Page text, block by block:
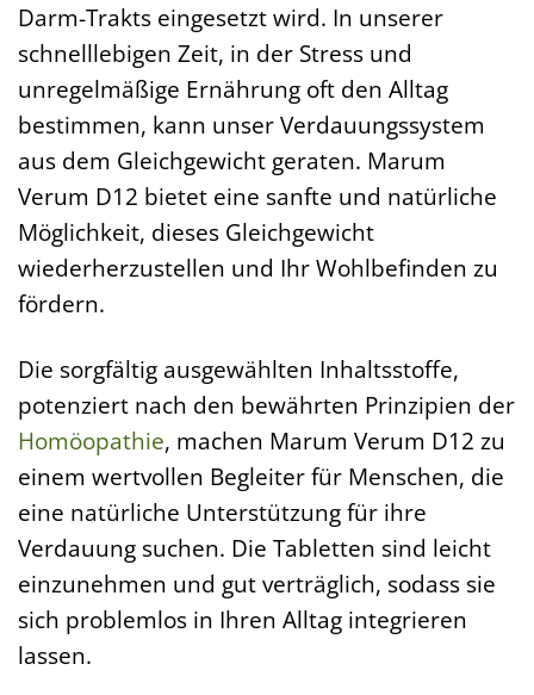
Darm-Trakts eingesetzt wird. In unserer
schnelllebigen Zeit, in der Stress und
unregelmäßige Ernährung oft den Alltag
bestimmen, kann unser Verdauungssystem
aus dem Gleichgewicht geraten. Marum
Verum D12 bietet eine sanfte und natürliche
Möglichkeit, dieses Gleichgewicht
wiederherzustellen und Ihr Wohlbefinden zu
fördern.
Die sorgfältig ausgewählten Inhaltsstoffe,
potenziert nach den bewährten Prinzipien der
Homöopathie, machen Marum Verum D12 zu
einem wertvollen Begleiter für Menschen, die
eine natürliche Unterstützung für ihre
Verdauung suchen. Die Tabletten sind leicht
einzunehmen und gut verträglich, sodass sie
sich problemlos in Ihren Alltag integrieren
lassen.